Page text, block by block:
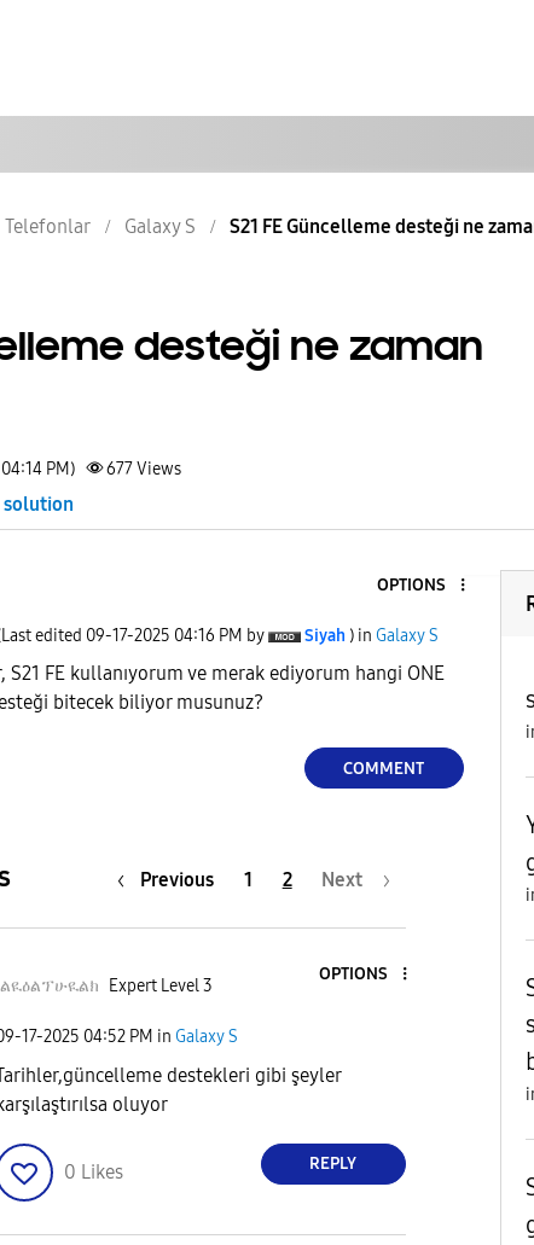
Telefonlar Galaxy S S21 FE Güncelleme desteği ne
desteği ne zaman
PM) 677Views
solution
OPTIONS
edited ‎09-17-2025 04:16 PM by Siyah ) in Galaxy S
S21 FE kullanıyorum ve merak ediyorum hangi ONE
bitecek biliyor musunuz?
COMMENT
Previous 1 2 Next
ልዪዕልፕሁዪልክ Expert Level 3
OPTIONS
17-2025 04:52 PM in Galaxy S
destekleri gibi şeyler
oluyor
0 Likes REPLY